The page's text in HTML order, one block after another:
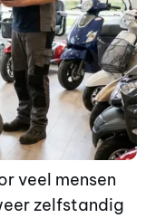
veel mensen
zelfstandig